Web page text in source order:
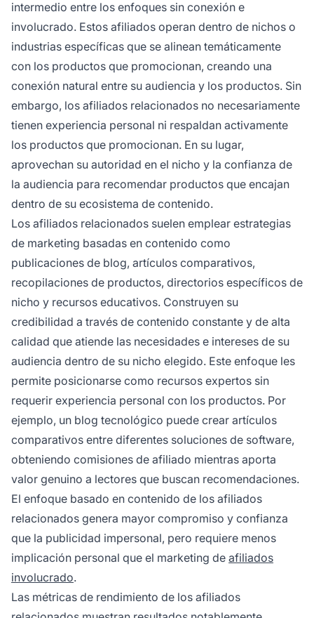
intermedio entre los enfoques sin conexión e
involucrado. Estos afiliados operan dentro de nichos o
industrias específicas que se alinean temáticamente
con los productos que promocionan, creando una
conexión natural entre su audiencia y los productos. Sin
embargo, los afiliados relacionados no necesariamente
tienen experiencia personal ni respaldan activamente
los productos que promocionan. En su lugar,
aprovechan su autoridad en el nicho y la confianza de
la audiencia para recomendar productos que encajan
dentro de su ecosistema de contenido.
Los afiliados relacionados suelen emplear estrategias
de marketing basadas en contenido como
publicaciones de blog, artículos comparativos,
recopilaciones de productos, directorios específicos de
nicho y recursos educativos. Construyen su
credibilidad a través de contenido constante y de alta
calidad que atiende las necesidades e intereses de su
audiencia dentro de su nicho elegido. Este enfoque les
permite posicionarse como recursos expertos sin
requerir experiencia personal con los productos. Por
ejemplo, un blog tecnológico puede crear artículos
comparativos entre diferentes soluciones de software,
obteniendo comisiones de afiliado mientras aporta
valor genuino a lectores que buscan recomendaciones.
El enfoque basado en contenido de los afiliados
relacionados genera mayor compromiso y confianza
que la publicidad impersonal, pero requiere menos
implicación personal que el marketing de afiliados
involucrado.
Las métricas de rendimiento de los afiliados